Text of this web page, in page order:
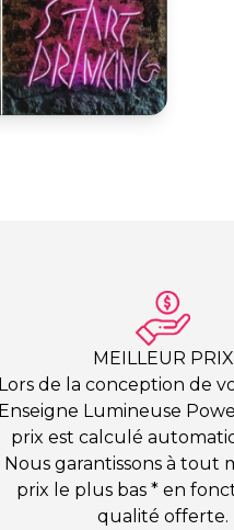
MEILLEUR PRIX
Lors de la conception de
Enseigne Lumineuse
prix est calculé
Nous garantissons à tout
prix le plus bas * en
qualité offerte.